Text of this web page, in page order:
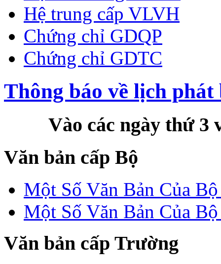
Hệ trung cấp VLVH
Chứng chỉ GDQP
Chứng chỉ GDTC
Thông báo về lịch
Vào các ngày thứ 3
Văn bản cấp Bộ
Một Số Văn Bản Của
Một Số Văn Bản Của
Văn bản cấp Trường